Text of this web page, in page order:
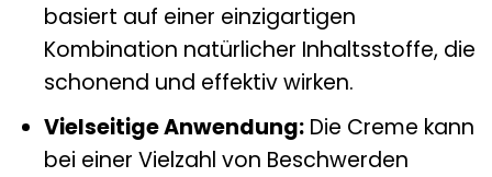
basiert auf einer einzigartigen
Kombination natürlicher Inhaltsstoffe, die
schonend und effektiv wirken.
Vielseitige Anwendung:Die Creme kann
bei einer Vielzahl von Beschwerden